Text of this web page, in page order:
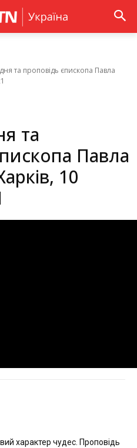
та проповідь єпископа Павла
та
Павла
10
характер чудес. Проповідь